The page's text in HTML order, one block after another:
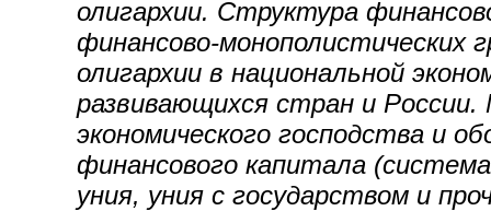
олигархии. Структура
финансово-монополистических
олигархии в национальной
развивающихся стран и
экономического господства и
финансового капитала
уния, уния с государством и